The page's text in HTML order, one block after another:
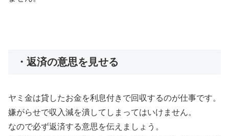
・返済の意思を見せる
ヤミ金は貸したお金を利息付きで回収するのが仕事です。
嫌がらせで収入減を潰してしまってはいけません。
なので必ず返済する意思を伝えましょう。